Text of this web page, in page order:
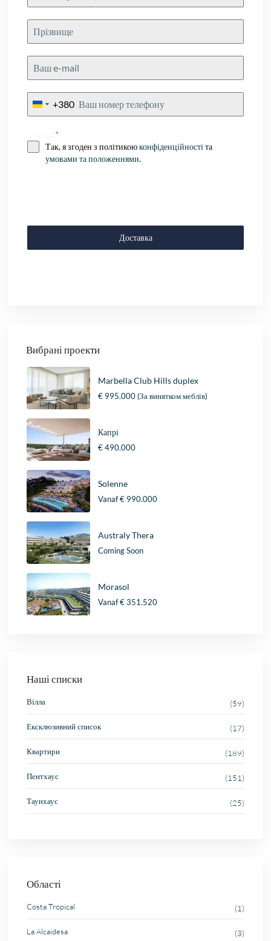
Ukraine
+380
Consent*
Так, я згоден з політикоюконфіденційності та
умовами та положеннями.
Доставка
Вибрані проекти
Marbella Club Hills duplex
€ 995.000(За винятком меблів)
Капрі
€ 490.000
Solenne
Vanaf€ 990.000
Australy Thera
Coming Soon
Morasol
Vanaf€ 351.520
Наші списки
Вілла (59)
Ексклюзивний список (17)
Квартири (189)
Пентхаус (151)
Таунхаус (25)
Області
Costa Tropical (1)
La Alcaidesa (3)